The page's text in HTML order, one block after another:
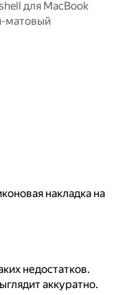
для MacBook
матовый
накладка на
недостатков.
аккуратно.